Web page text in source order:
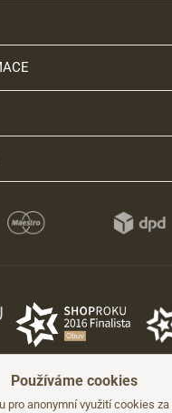
Používáme cookies
pro anonymní využití cookies